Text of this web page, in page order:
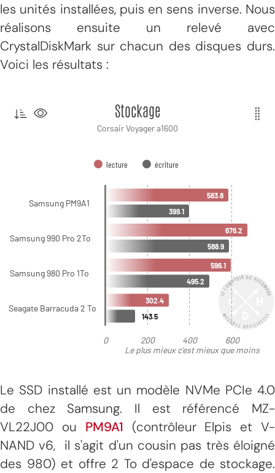
les unités installées, puis en sens inverse. Nous
réalisons ensuite un relevé avec
CrystalDiskMark sur chacun des disques durs.
Voici les résultats :
Le SSD installé est un modèle NVMe PCIe 4.0
de chez Samsung. Il est référencé MZ-
VL22J00 ou PM9A1 (contrôleur Elpis et V-
NAND v6, il s'agit d'un cousin pas très éloigné
des 980) et offre 2 To d'espace de stockage.